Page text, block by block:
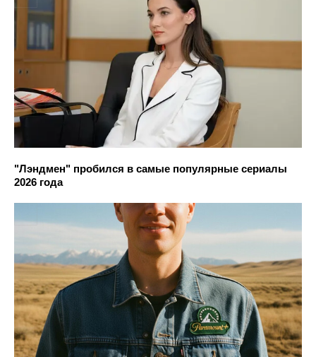
"Лэндмен" пробился в самые популярные сериалы
2026 года